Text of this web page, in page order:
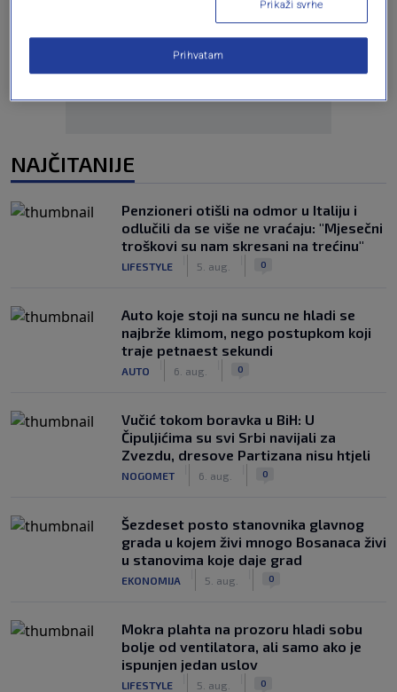
Oglas
NAJČITANIJE
Penzioneri otišli na odmor u Italiju i
odlučili da se više ne vraćaju: "Mjesečni
troškovi su nam skresani na trećinu"
LIFESTYLE 5. aug. 0
Auto koje stoji na suncu ne hladi se
najbrže klimom, nego postupkom koji
traje petnaest sekundi
AUTO 6. aug. 0
Vučić tokom boravka u BiH: U
Čipuljićima su svi Srbi navijali za
Zvezdu, dresove Partizana nisu htjeli
NOGOMET 6. aug. 0
Šezdeset posto stanovnika glavnog
grada u kojem živi mnogo Bosanaca živi
u stanovima koje daje grad
EKONOMIJA 5. aug. 0
Mokra plahta na prozoru hladi sobu
bolje od ventilatora, ali samo ako je
ispunjen jedan uslov
LIFESTYLE 5. aug. 0
Prikaži svrhe
Prihvatam